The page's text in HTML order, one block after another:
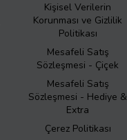
Kişisel Verilerin
Korunması ve Gizlilik
Politikası
Mesafeli Satış
Sözleşmesi - Çiçek
Mesafeli Satış
Sözleşmesi - Hediye &
Extra
Çerez Politikası